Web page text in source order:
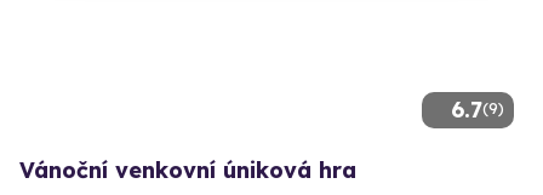
6.7(9)
Vánoční venkovní úniková hra